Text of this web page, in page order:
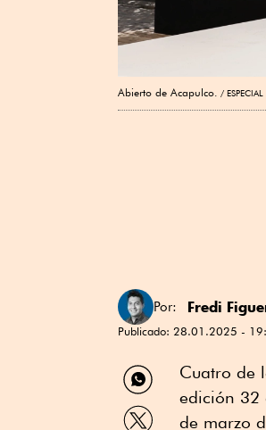
Abierto de Acapulco. ESPECIAL
Por: Fredi
Publicado: 28.01.2025 -
Compartir
por
WhatsApp
Compartir
Cuatro de
edición 32
de marzo